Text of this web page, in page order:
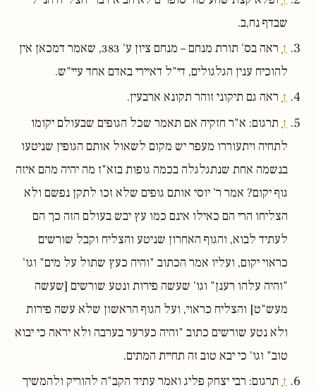
שבדף נח,ב.
↑
ראה בס' תורת מנחם – מנחם ציון ע' 383, שאמר דמכאן אין
להוכיח ענין הגלגולים, די"ל דאיירי באדם אחד עיי"ש.
↑ ראה גם תיקוני זוהר תקונא ארבעין.
↑ תרגום: א"ר חזקיה אם תאמר שכל הגופים שבעולם יקומו
לתחיה ויתעוררו מעפר יש מקום לשאול אותם הגופין שניטעו
בנשמה אחת שנתגלגלה בכמה גופות בזא"ז מה יהיה מהם איזה
גוף יקום? אמר ר' יוסי אותם גופים שלא זכו לתקן נפשם ולא
הצליחו הרי הם כאילו אינם כמו עץ יבש בעולם הזה כך הם
לעתיד לבוא, והגוף האחרון שניטע והצליח וקבל שורשים
כראוי יקום, ועליו אמר הכתוב "והיה כעץ שתול על מים" וגו'
"והיה עלהו רענן" וגו' שעשה פירות ונטע שורשים [שעשה
מעש"ט] והצליח כראוי, ועל הגוף הראשון שלא עשה פירות
ולא נטע שורשים כתוב "והיה כערער בערבה ולא יראה כי יבוא
טוב" וגו' כי יבא טוב זה תחיית המתים.
↑ תרגום: רבי יצחק פליג ואמר עתיד הקב"ה להוריק ולהמשיך